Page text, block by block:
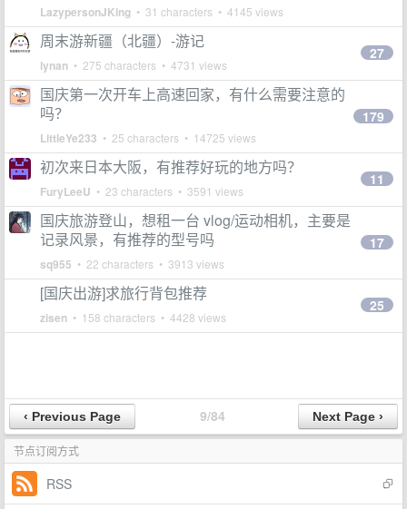
LazypersonJKing • 31 characters • 4145 views
周末游新疆（北疆）-游记
lynan • 275 characters • 4731 views
27
国庆第一次开车上高速回家，有什么需要注意的
吗？
LittleYe233 • 25 characters • 14725 views
179
初次来日本大阪，有推荐好玩的地方吗？
FuryLeeU • 23 characters • 3591 views
11
国庆旅游登山，想租一台 vlog/运动相机，主要是
记录风景，有推荐的型号吗
sq955 • 22 characters • 3913 views
17
[国庆出游]求旅行背包推荐
zisen • 158 characters • 4428 views
25
9/84
节点订阅方式
RSS